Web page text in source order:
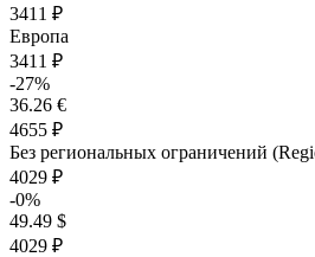
3411 ₽
Европа
3411 ₽
-27%
36.26 €
4655 ₽
Без региональных ограничений
4029 ₽
-0%
49.49 $
4029 ₽